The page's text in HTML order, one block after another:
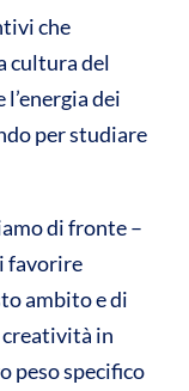
che
cultura del
dei
per studiare
di fronte –
favorire
ambito e di
creatività in
peso specifico